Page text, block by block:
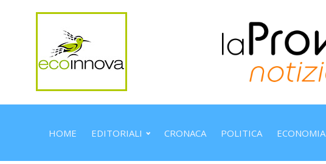
HOME EDITORIALI CRONACA POLITICA ECONOMIA